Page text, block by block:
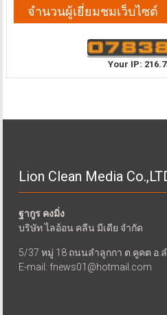
จำนวนผู้เยี่ยมชมเว็บไซต์
Your IP:
Lion Clean Media
ฐากูร คงมิ่ง
บริษัท ไลอ้อน คลีน มีเดีย จำกัด
5/37 หมู่ 18 ถนนลำลูกกา ต.คูคต อ.
E-mail: fnews01@hotmail.com